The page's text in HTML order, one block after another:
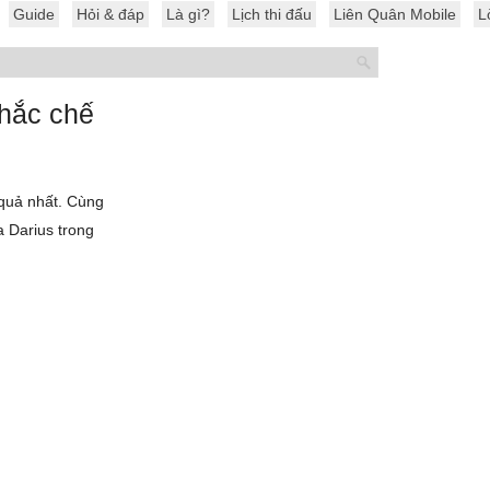
Guide Hỏi & đáp Là gì? Lịch thi đấu Liên Quân Mobile
chế
nhất. Cùng
Darius trong